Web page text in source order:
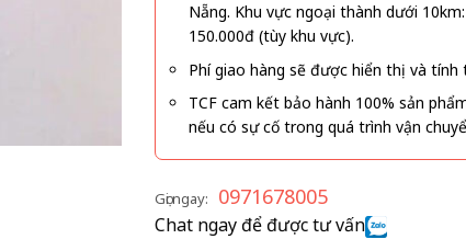
Nẵng. Khu vực ngoại thành dưới
150.000đ (tùy khu vực).
Phí giao hàng sẽ được hiển thị và
TCF cam kết bảo hành 100% sản
nếu có sự cố trong quá trình vận
Gọi ngay: 0971678005
Chat ngay để được tư vấn